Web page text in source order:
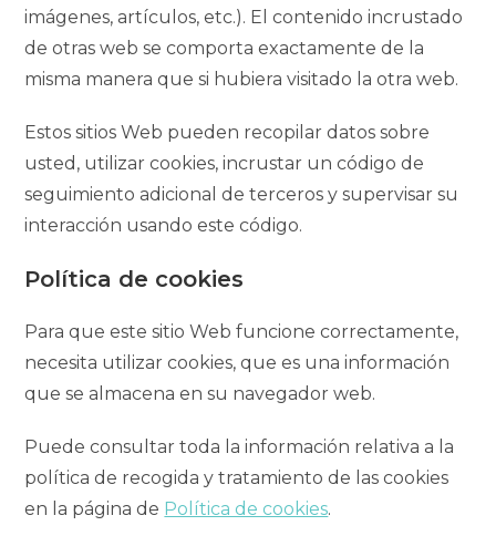
imágenes, artículos, etc.). El contenido incrustado
de otras web se comporta exactamente de la
misma manera que si hubiera visitado la otra web.
Estos sitios Web pueden recopilar datos sobre
usted, utilizar cookies, incrustar un código de
seguimiento adicional de terceros y supervisar su
interacción usando este código.
Política de cookies
Para que este sitio Web funcione correctamente,
necesita utilizar cookies, que es una información
que se almacena en su navegador web.
Puede consultar toda la información relativa a la
política de recogida y tratamiento de las cookies
en la página de Política de cookies.